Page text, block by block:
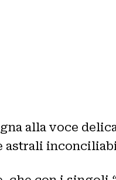
alla voce
astrali